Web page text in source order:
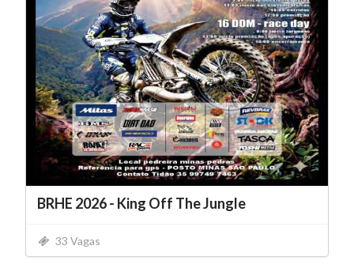
BRHE 2026 - King Off The Jungle
33 Vagas